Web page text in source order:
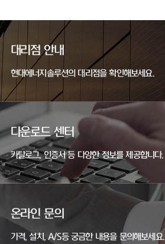
대리점 안내
현대에너지솔루션의 대리점을 확인해보세요.
다운로드 센터
카탈로그, 인증서 등 다양한 정보를 제공합니다.
온라인 문의
가격, 설치, A/S등 궁금한 내용을 문의해보세요.